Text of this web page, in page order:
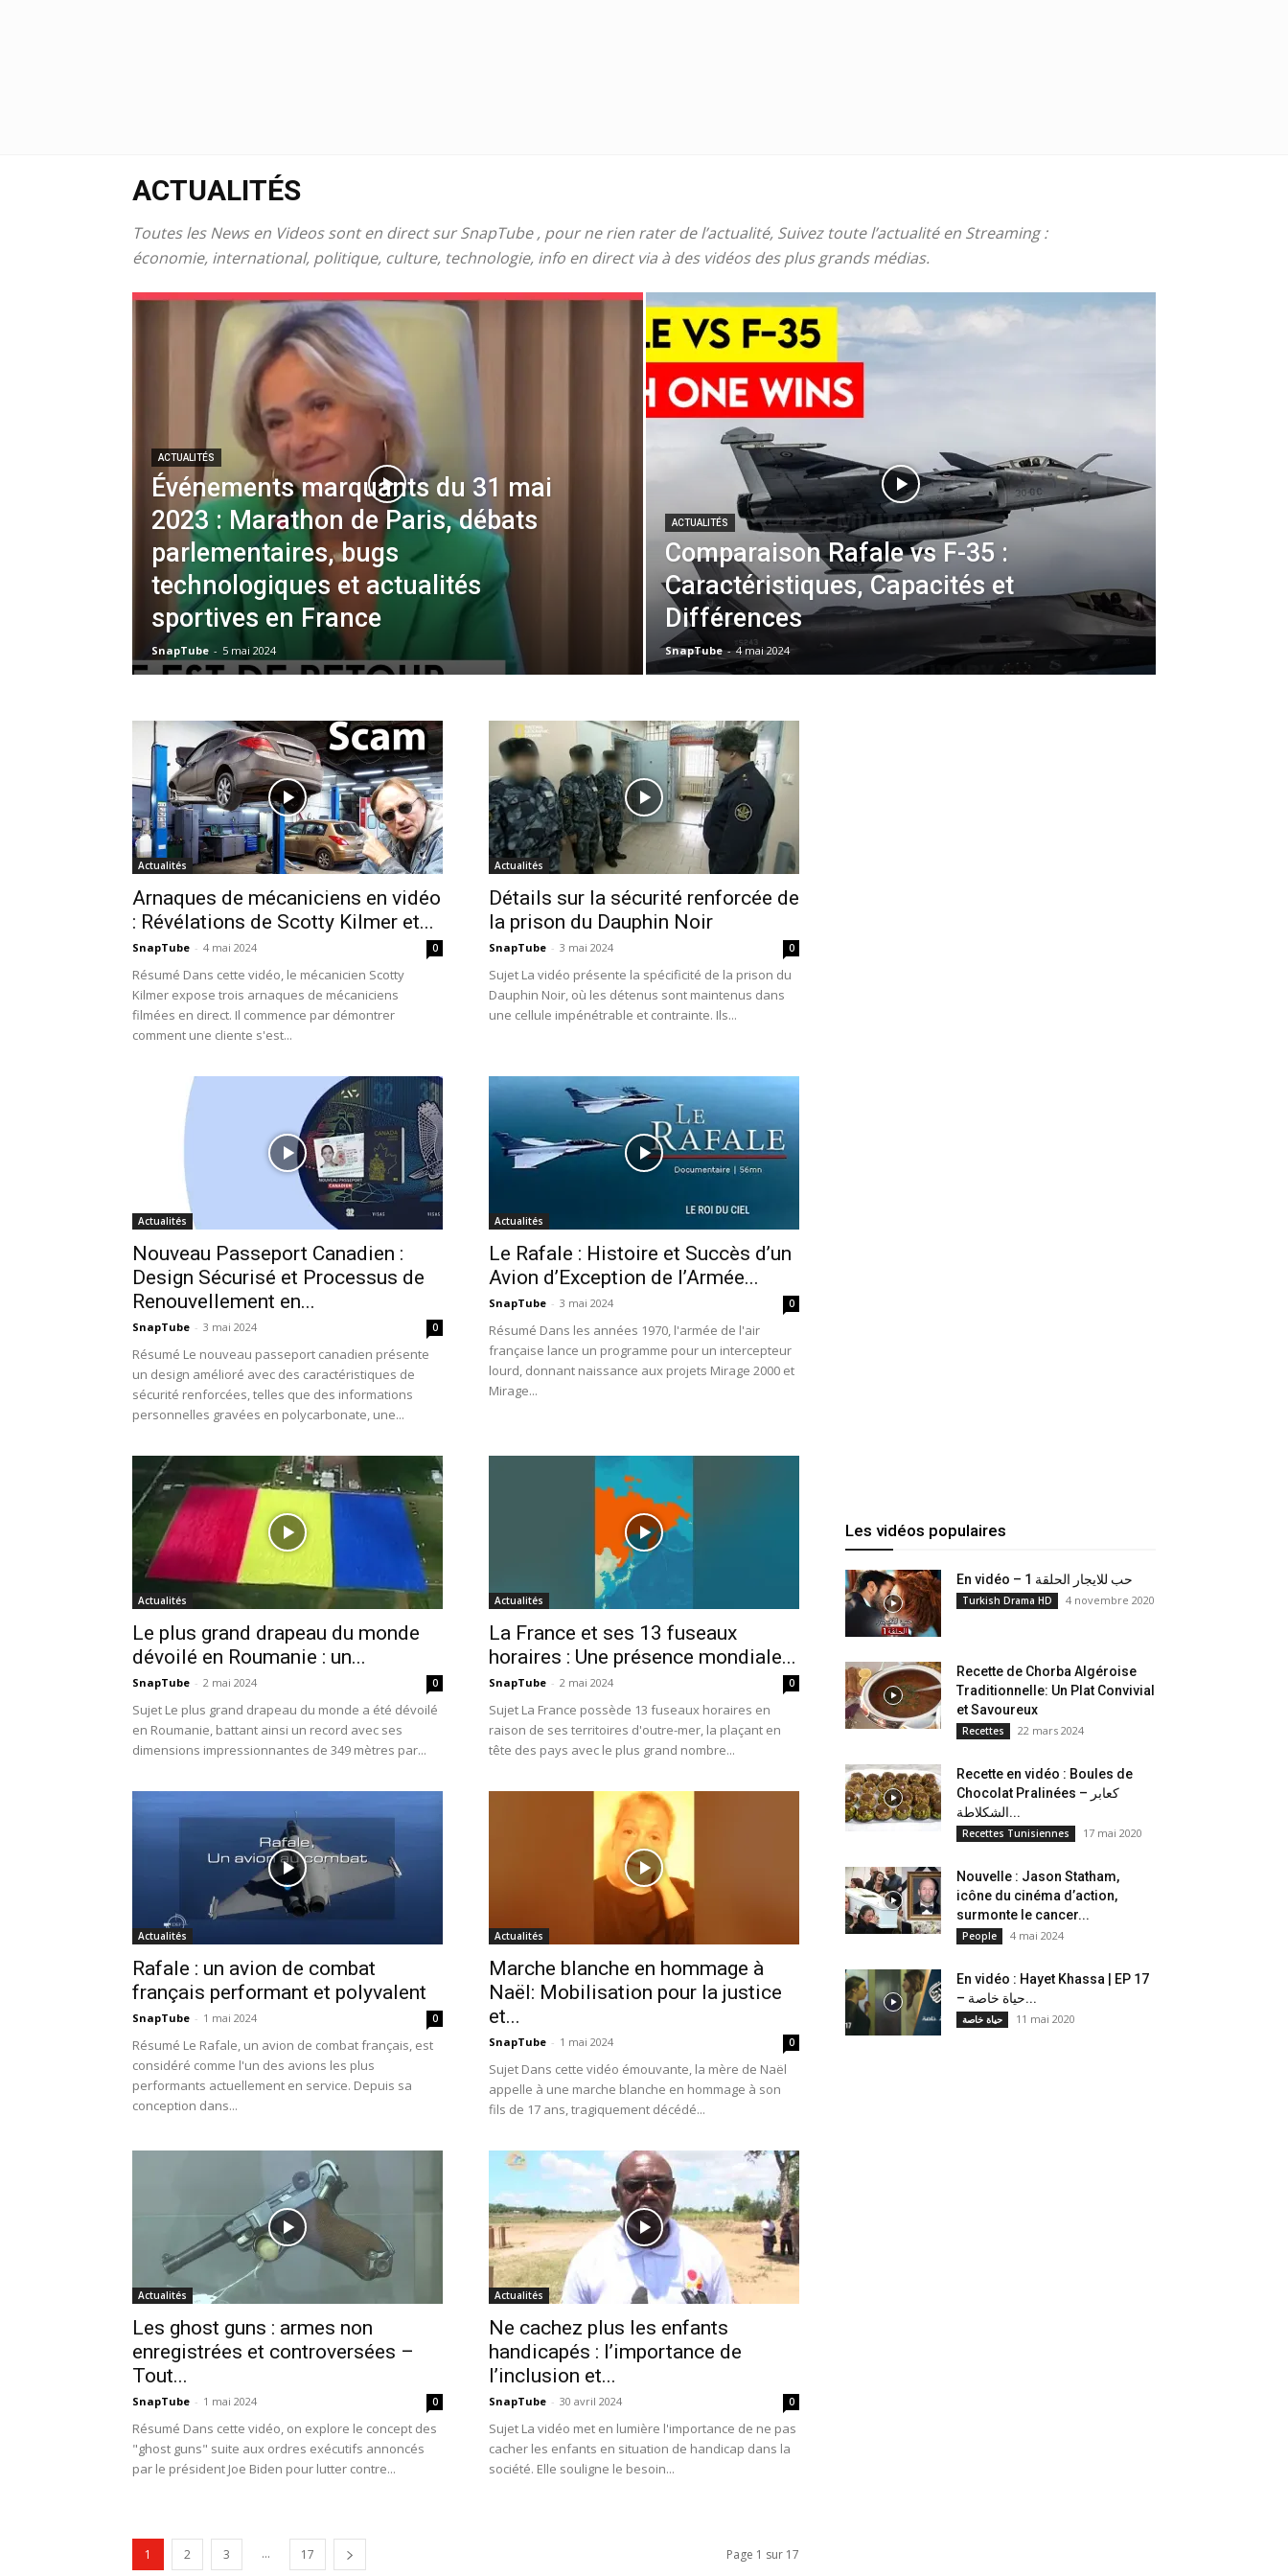
ACTUALITÉS
Toutes les News en Videos sont en direct sur SnapTube , pour ne rien rater de l’actualité, Suivez toute l’actualité en Streaming :
économie, international, politique, culture, technologie, info en direct via à des vidéos des plus grands médias.
ACTUALITÉS
Événements marquants du 31 mai
2023 : Marathon de Paris, débats
parlementaires, bugs
technologiques et actualités
sportives en France
SnapTube - 5 mai 2024
ACTUALITÉS
Comparaison Rafale vs F-35 :
Caractéristiques, Capacités et
Différences
SnapTube - 4 mai 2024
Actualités
Arnaques de mécaniciens en vidéo
: Révélations de Scotty Kilmer et...
SnapTube - 4 mai 2024 0
Résumé Dans cette vidéo, le mécanicien Scotty
Kilmer expose trois arnaques de mécaniciens
filmées en direct. Il commence par démontrer
comment une cliente s'est...
Actualités
Détails sur la sécurité renforcée de
la prison du Dauphin Noir
SnapTube - 3 mai 2024 0
Sujet La vidéo présente la spécificité de la prison du
Dauphin Noir, où les détenus sont maintenus dans
une cellule impénétrable et contrainte. Ils...
Actualités
Nouveau Passeport Canadien :
Design Sécurisé et Processus de
Renouvellement en...
SnapTube - 3 mai 2024 0
Résumé Le nouveau passeport canadien présente
un design amélioré avec des caractéristiques de
sécurité renforcées, telles que des informations
personnelles gravées en polycarbonate, une...
Actualités
Le Rafale : Histoire et Succès d’un
Avion d’Exception de l’Armée...
SnapTube - 3 mai 2024 0
Résumé Dans les années 1970, l'armée de l'air
française lance un programme pour un intercepteur
lourd, donnant naissance aux projets Mirage 2000 et
Mirage...
Actualités
Le plus grand drapeau du monde
dévoilé en Roumanie : un...
SnapTube - 2 mai 2024 0
Sujet Le plus grand drapeau du monde a été dévoilé
en Roumanie, battant ainsi un record avec ses
dimensions impressionnantes de 349 mètres par...
Actualités
La France et ses 13 fuseaux
horaires : Une présence mondiale...
SnapTube - 2 mai 2024 0
Sujet La France possède 13 fuseaux horaires en
raison de ses territoires d'outre-mer, la plaçant en
tête des pays avec le plus grand nombre...
Actualités
Rafale : un avion de combat
français performant et polyvalent
SnapTube - 1 mai 2024 0
Résumé Le Rafale, un avion de combat français, est
considéré comme l'un des avions les plus
performants actuellement en service. Depuis sa
conception dans...
Actualités
Marche blanche en hommage à
Naël: Mobilisation pour la justice
et...
SnapTube - 1 mai 2024 0
Sujet Dans cette vidéo émouvante, la mère de Naël
appelle à une marche blanche en hommage à son
fils de 17 ans, tragiquement décédé...
Actualités
Les ghost guns : armes non
enregistrées et controversées –
Tout...
SnapTube - 1 mai 2024 0
Résumé Dans cette vidéo, on explore le concept des
"ghost guns" suite aux ordres exécutifs annoncés
par le président Joe Biden pour lutter contre...
Actualités
Ne cachez plus les enfants
handicapés : l’importance de
l’inclusion et...
SnapTube - 30 avril 2024 0
Sujet La vidéo met en lumière l'importance de ne pas
cacher les enfants en situation de handicap dans la
société. Elle souligne le besoin...
1 2 3 ... 17 Page 1 sur 17
Les vidéos populaires
En vidéo – حب للايجار الحلقة 1
Turkish Drama HD 4 novembre 2020
Recette de Chorba Algéroise
Traditionnelle: Un Plat Convivial
et Savoureux
Recettes 22 mars 2024
Recette en vidéo : Boules de
Chocolat Pralinées – كعابر
الشكلاطة...
Recettes Tunisiennes 17 mai 2020
Nouvelle : Jason Statham,
icône du cinéma d’action,
surmonte le cancer...
People 4 mai 2024
En vidéo : Hayet Khassa | EP 17
– حياة خاصة...
حياة خاصة 11 mai 2020